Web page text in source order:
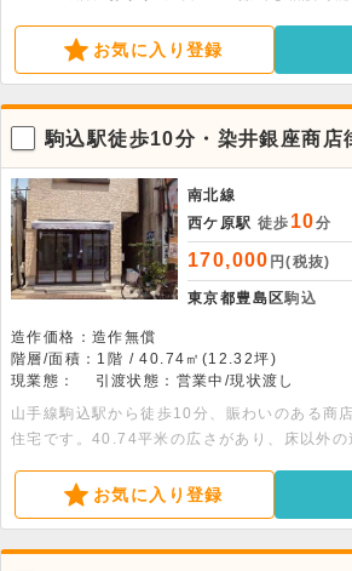
お気に入り登録
駒込駅徒歩10分・染井銀座商店
舗付住宅
南北線
西ケ原駅 徒歩 10分
170,000 円(税抜)
東京都豊島区駒込
造作価格：造作無償
階層/面積：1階 / 40.74㎡(12.32坪)
現業態：
引渡状態：営業中/現状渡し
山手線駒込駅から徒歩10分、賑わいのある商
住宅です。40.74平米の広さがあり、床以外の
お気に入り登録